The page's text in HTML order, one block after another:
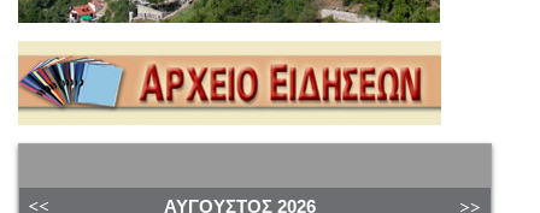
ΑΎΓΟΥΣΤΟΣ 2026